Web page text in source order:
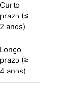
Curto
prazo (≤
2 anos)
Longo
prazo (≥
4 anos)